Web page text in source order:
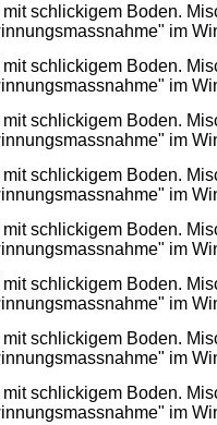
schlickigem Boden.
im
schlickigem Boden.
im
schlickigem Boden.
im
schlickigem Boden.
im
schlickigem Boden.
im
schlickigem Boden.
im
schlickigem Boden.
im
schlickigem Boden.
im